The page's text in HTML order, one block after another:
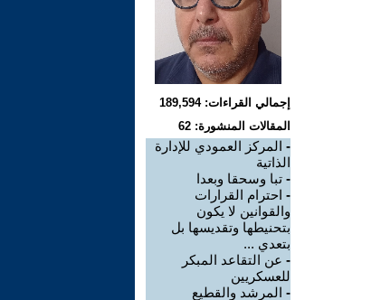
إجمالي القراءات: 189,594
المقالات المنشورة: 62
- المركز العمودي للإدارة
الذاتية
- تبا وسحقا وبعدا
- احترام القرارات
والقوانين لا يكون
بتحنيطها وتقديسها بل
بتعدي ...
- عن التقاعد المبكر
للعسكريين
- المرشد والقطيع